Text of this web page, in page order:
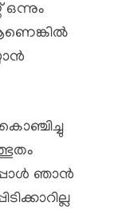
ഒന്നും
ഞാൻ